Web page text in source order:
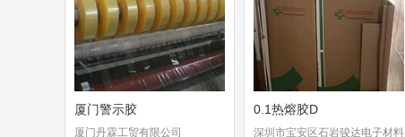
厦门警示胶
厦门丹霖工贸有限公司
0.1热熔胶D
深圳市宝安区石岩骏达电子材料